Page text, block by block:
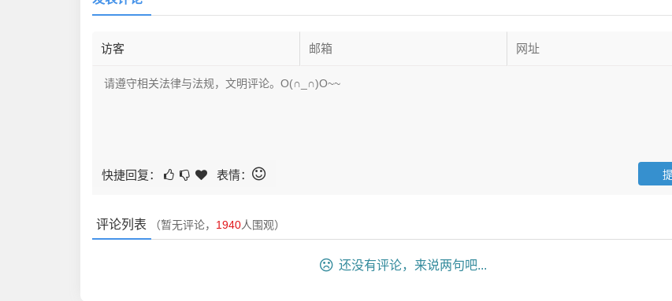
快捷回复： 表情：
评论列表 （暂无评论， 1940人围观）
还没有评论，来说两句吧...